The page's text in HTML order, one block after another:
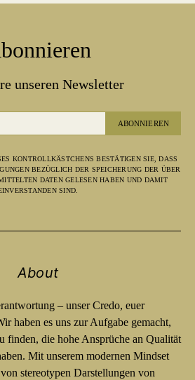
unseren Newsletter
ABONNIEREN
KONTROLLKÄSTCHENS BESTÄTIGEN SIE, DASS
BEZÜGLICH DER SPEICHERUNG DER ÜBER
DATEN GELESEN HABEN UND DAMIT
SIND.
About
– unser Credo, euer
haben es uns zur Aufgabe gemacht,
finden, die hohe Ansprüche an Qualität
Mit unserem modernen Mindset
stereotypen Darstellungen von